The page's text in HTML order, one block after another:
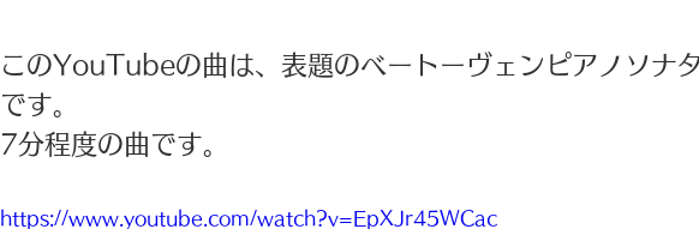
このYouTubeの曲は、表題のベートーヴェンピアノソナ
です。
7分程度の曲です。
https://www.youtube.com/watch?v=EpXJr45WCac